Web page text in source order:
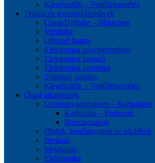
Kiegészítők – Vedőfelszerelés
Felnőtt és gyermekjárművek
Cross/Dirtbike – Minicross
Minibike
Offroad buggy
Elektromos gyermektraktor
Elektromos kisautó
Elektromos kismotor
Tologató járgány
Kiegészítők – Vedőfelszerelés
Quad alkatrészek
Üzemanyagrendszer – Karburátor
Karburáto – Porlasztó
Benzincsapok
Olajok, kenőanyagok és adalékok
Berántó
Meghajtás
Elektronika